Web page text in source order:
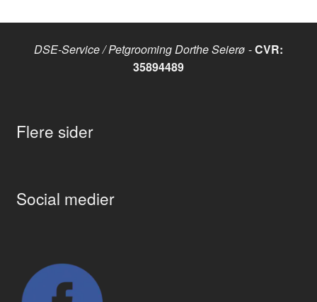
DSE-Service / Petgrooming Dorthe Seierø -CVR:
35894489
Flere sider
Social medier